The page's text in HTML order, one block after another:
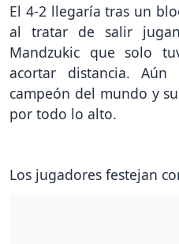
El 4-2 llegaría tras un
al tratar de salir
Mandzukic que solo
acortar distancia.
campeón del mundo y
por todo lo alto.
Los jugadores festejan